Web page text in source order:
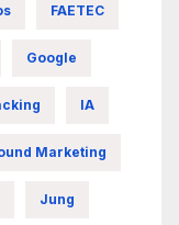
FAETEC
Google
IA
Marketing
Jung